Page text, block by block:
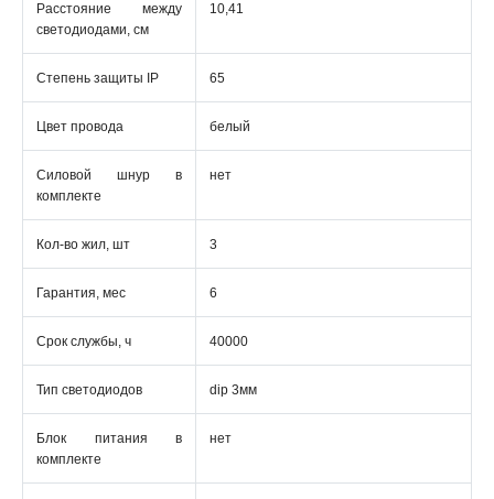
Расстояние между
светодиодами, см
10,41
Степень защиты IP 65
Цвет провода белый
Силовой шнур в
комплекте
нет
Кол-во жил, шт 3
Гарантия, мес 6
Срок службы, ч 40000
Тип светодиодов dip 3мм
Блок питания в
комплекте
нет